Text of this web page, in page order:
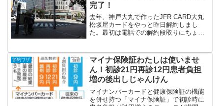
完了！
去年、神戸大丸で作ったJFR CARD大丸
松坂屋カードをやっと昨日解約しまし
た。最初は電話での解約段取りにちょっ
した！すご～く簡単！！これからも大丸
で買い物することはあ...
節約ワザ
マイナ保険証わたしは使いませ
ん！初診21円再診12円患者負担
増の後出しじゃんけん
マイナンバーカードと健康保険証の機能
を併せ持つ「マイナ保険証」で初診時に